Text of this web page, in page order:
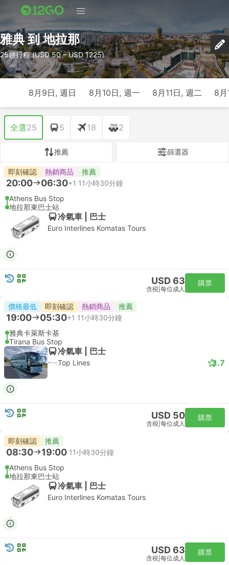
雅典 到 地拉那
25趟行程 (USD 50 – USD 1225)
8月9日, 週日 8月10日, 週一 8月11日, 週二 8
全選25 5 18 2
推薦 篩選器
即刻確認 熱銷商品 推薦
20:00 06:30+1 11小時30分鐘
Athens Bus Stop
地拉那東巴士站
冷氣車 | 巴士
Euro Interlines Komatas Tours
USD 63
含税 每位成人
購票
價格最低 即刻確認 熱銷商品 推薦
19:00 05:30+1 11小時30分鐘
雅典卡萊斯卡基
Tirana Bus Stop
冷氣車 | 巴士
Top Lines 3.7
USD 50
含税 每位成人
購票
即刻確認 推薦
08:30 19:00 11小時30分鐘
Athens Bus Stop
地拉那東巴士站
冷氣車 | 巴士
Euro Interlines Komatas Tours
USD 63
含税 每位成人
購票